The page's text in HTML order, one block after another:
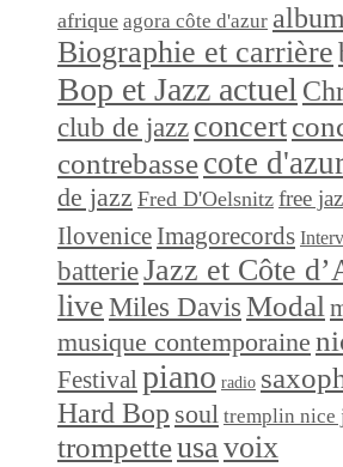
afrique agora côte d'azur
Biographie et carrière
Bop et Jazz actuel
club de jazz concert
contrebassecote
de jazz Fred D'Oelsnitz free
Ilovenice Imagorecords
batterieJazz et Côte
live Miles Davis Modal
musique contemporaine
Festivalpiano radio
Hard Bop soul tremplin nice
trompetteusavoix